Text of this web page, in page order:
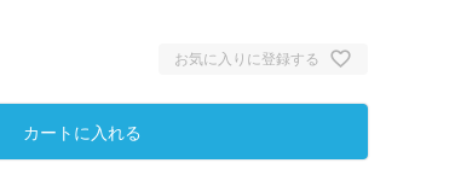
お気に入りに登録する
カートに入れる